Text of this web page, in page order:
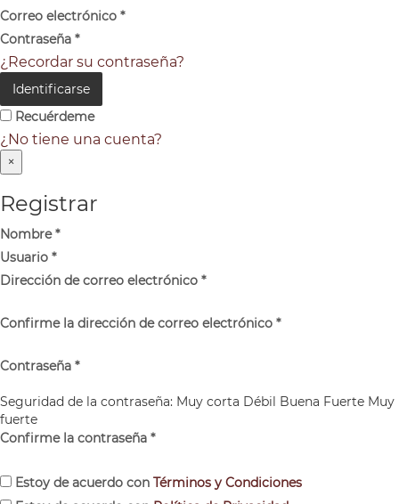
Correo electrónico *
Contraseña *
¿Recordar su contraseña?
Identificarse
Recuérdeme
¿No tiene una cuenta?
×
Registrar
Nombre*
Usuario *
Dirección de correo electrónico *
Confirme la dirección de correo electrónico *
Contraseña *
Seguridad de la contraseña: Muy corta Débil Buena Fuerte Muy
fuerte
Confirme la contraseña *
Estoy de acuerdo con Términos y Condiciones